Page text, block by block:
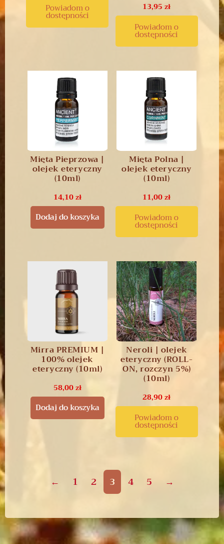
Powiadom o
dostępności
13,95zł
Powiadom o
dostępności
Mięta Pieprzowa |
olejek eteryczny
(10ml)
14,10zł
Dodaj do koszyka
Mięta Polna |
olejek eteryczny
(10ml)
11,00zł
Powiadom o
dostępności
Mirra PREMIUM |
100% olejek
eteryczny (10ml)
58,00zł
Dodaj do koszyka
Neroli | olejek
eteryczny (ROLL-
ON, rozczyn 5%)
(10ml)
28,90zł
Powiadom o
dostępności
← 1 2 3 4 5 →